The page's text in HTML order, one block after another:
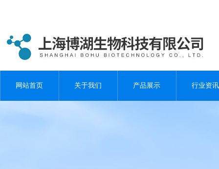
网站首页 关于我们 产品展示 行业资讯